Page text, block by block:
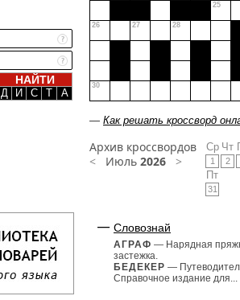
Д И С Т А
25
26 27 28
30
— Как решать кроссворд
Архив кроссвордов
< Июль 2026 >
Ср
1
Чт
2
Пт
31
Словознай
АГРАФ — Нарядная
застежка.
БЕДЕКЕР —
Справочное издание для...